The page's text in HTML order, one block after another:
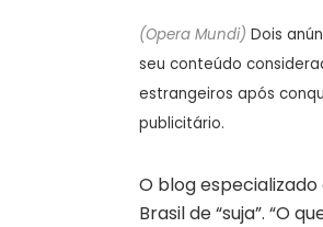
(Opera Mundi) Dois
seu conteúdo
estrangeiros após
publicitário.
O blog
Brasil de “suja”. “O